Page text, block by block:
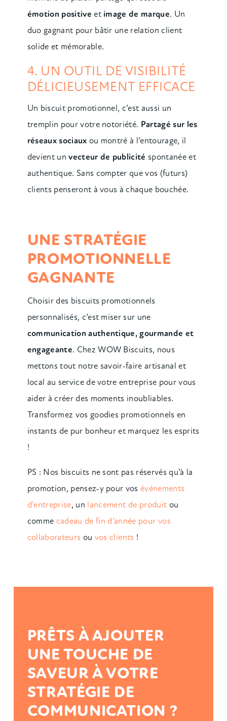
émotion positive et image de marque. Un
duo gagnant pour bâtir une relation client
solide et mémorable.
4. UN OUTIL DE VISIBILITÉ
DÉLICIEUSEMENT EFFICACE
Un biscuit promotionnel, c’est aussi un
tremplin pour votre notoriété. Partagé sur les
réseaux sociaux ou montré à l’entourage, il
devient unvecteur de publicité spontanée et
authentique. Sans compter que vos (futurs)
clients penseront à vous à chaque bouchée.
UNE STRATÉGIE
PROMOTIONNELLE
GAGNANTE
Choisir des biscuits promotionnels
personnalisés, c’est miser sur une
communication authentique, gourmande et
engageante. Chez WOW Biscuits, nous
mettons tout notre savoir-faire artisanal et
local au service de votre entreprise pour vous
aider à créer des moments inoubliables.
Transformez vos goodies promotionnels en
instants de pur bonheur et marquez les esprits
!
PS : Nos biscuits ne sont pas réservés qu’à la
promotion, pensez-y pour vos événements
d’entreprise, un lancement de produit ou
comme cadeau de fin d’année pour vos
collaborateurs ou vos clients !
PRÊTS À AJOUTER
UNE TOUCHE DE
SAVEUR À VOTRE
STRATÉGIE DE
COMMUNICATION ?